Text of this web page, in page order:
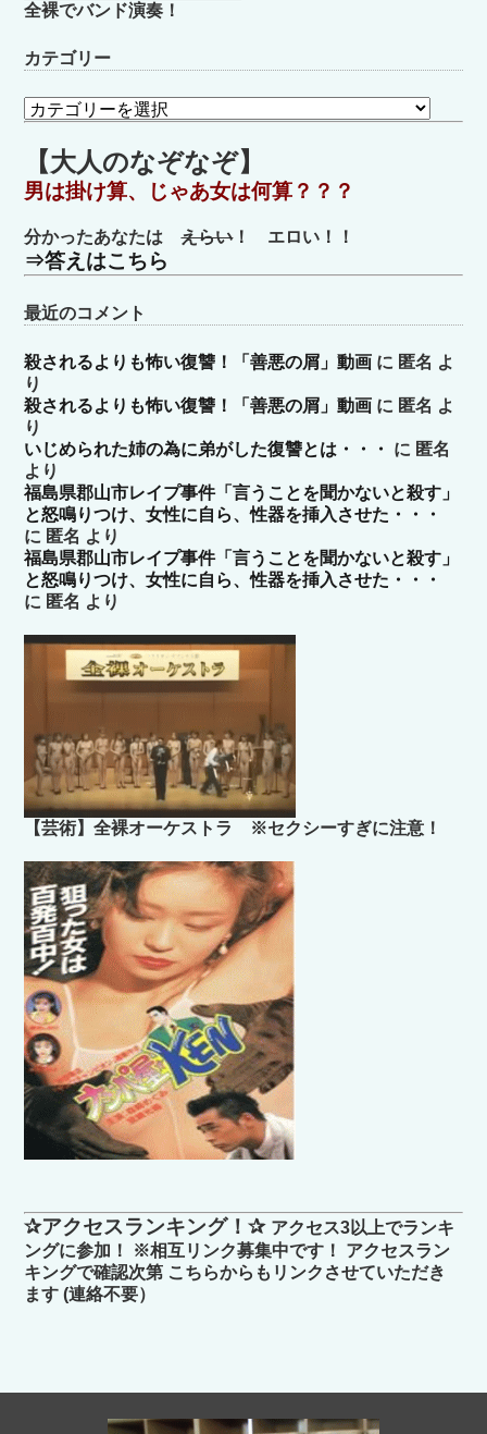
全裸でバンド演奏！
カテゴリー
カ
テ
ゴ
リ
ー
【大人のなぞなぞ】
男は掛け算、じゃあ女は何算？？？
分かったあなたはえらい！ エロい！！
⇒答えはこちら
最近のコメント
殺されるよりも怖い復讐！「善悪の屑」動画 に 匿名 よ
り
殺されるよりも怖い復讐！「善悪の屑」動画 に 匿名 よ
り
いじめられた姉の為に弟がした復讐とは・・・
に 匿名
より
福島県郡山市レイプ事件「言うことを聞かないと殺す」
と怒鳴りつけ、女性に自ら、性器を挿入させた・・・
に 匿名 より
福島県郡山市レイプ事件「言うことを聞かないと殺す」
と怒鳴りつけ、女性に自ら、性器を挿入させた・・・
に 匿名 より
【芸術】全裸オーケストラ ※セクシーすぎに注意！
✰アクセスランキング！✰ アクセス3以上でランキ
ングに参加！ ※相互リンク募集中です！ アクセスラン
キングで確認次第 こちらからもリンクさせていただき
ます (連絡不要）